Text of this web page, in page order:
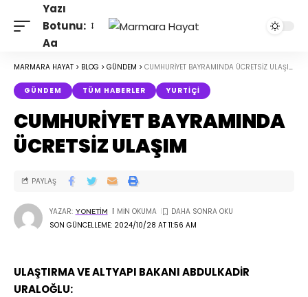
Yazı
Botunu:
Aa
MARMARA HAYAT > BLOG > GÜNDEM > CUMHURİYET BAYRAMINDA ÜCRETSİZ ULAŞIM
GÜNDEM TÜM HABERLER YURTIÇI
CUMHURİYET BAYRAMINDA
ÜCRETSİZ ULAŞIM
SON GÜNCELLEME: 2024/10/28 AT 11:56 AM
YAZAR: YONETIM 1 MIN OKUMA
PAYLAŞ
ULAŞTIRMA VE ALTYAPI BAKANI ABDULKADİR
URALOĞLU: